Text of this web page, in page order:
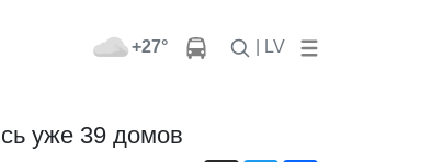
+27° | LV
уже 39 домов